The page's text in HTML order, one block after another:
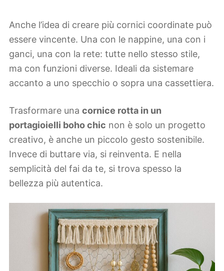
Anche l’idea di creare più cornici coordinate può
essere vincente. Una con le nappine, una con i
ganci, una con la rete: tutte nello stesso stile,
ma con funzioni diverse. Ideali da sistemare
accanto a uno specchio o sopra una cassettiera.
Trasformare una cornice rotta in un
portagioielli boho chic non è solo un progetto
creativo, è anche un piccolo gesto sostenibile.
Invece di buttare via, si reinventa. E nella
semplicità del fai da te, si trova spesso la
bellezza più autentica.